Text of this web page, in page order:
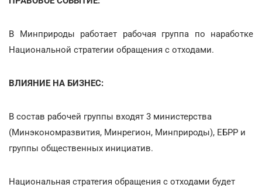
В Минприроды работает рабочая группа по наработке
Национальной стратегии обращения с отходами.
ВЛИЯНИЕ НА БИЗНЕС:
В состав рабочей группы входят 3 министерства
(Минэкономразвития, Минрегион, Минприроды), ЕБРР и
группы общественных инициатив.
Национальная стратегия обращения с отходами будет